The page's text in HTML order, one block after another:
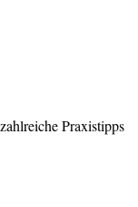
Praxistipps